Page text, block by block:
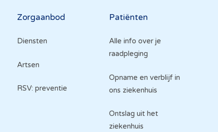
Hoofdnavigatie
Zorgaanbod
Diensten
Artsen
RSV: preventie
Patiënten
Alle info over je
raadpleging
Opname en verblijf in
ons ziekenhuis
Ontslag uit het
ziekenhuis